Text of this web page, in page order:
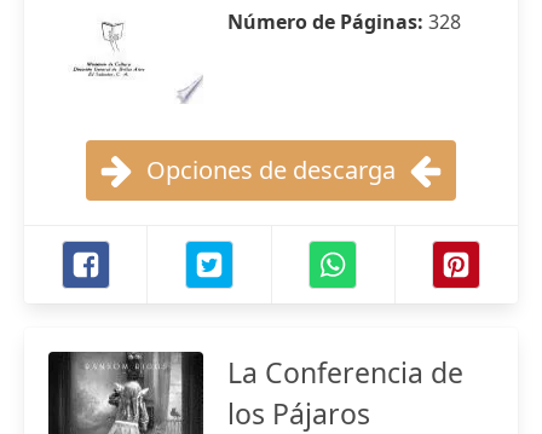
Número de Páginas: 328
Opciones de descarga
La Conferencia de
los Pájaros